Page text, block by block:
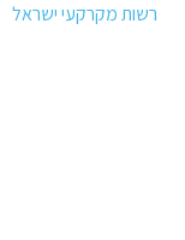
רשות מקרקעי ישראל